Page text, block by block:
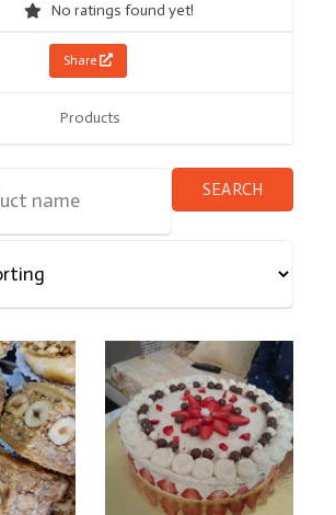
No ratings found yet!
Share
Products